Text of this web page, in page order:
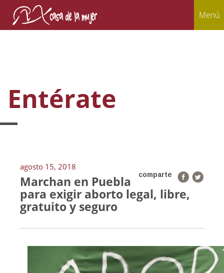
Menú
Entérate
agosto 15, 2018
comparte
Marchan en Puebla
para exigir aborto legal, libre,
gratuito y seguro